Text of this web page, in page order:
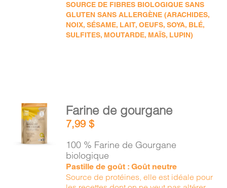
SOURCE DE FIBRES BIOLOGIQUE SANS
GLUTEN SANS ALLERGÈNE (ARACHIDES,
NOIX, SÉSAME, LAIT, OEUFS, SOYA, BLÉ,
SULFITES, MOUTARDE, MAÏS, LUPIN)
AJOUTER
AU
PANIER
Farine de gourgane
7,99$
100 % Farine de Gourgane
biologique
Pastille de goût : Goût neutre
Source de protéines, elle est idéale pour